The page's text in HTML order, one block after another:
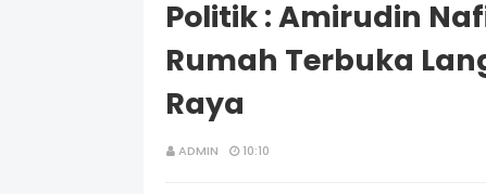
Politik : Amirudin
Rumah Terbuka
Raya
ADMIN 10:10